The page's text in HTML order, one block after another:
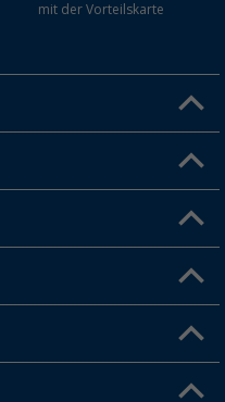
mit der Vorteilskarte